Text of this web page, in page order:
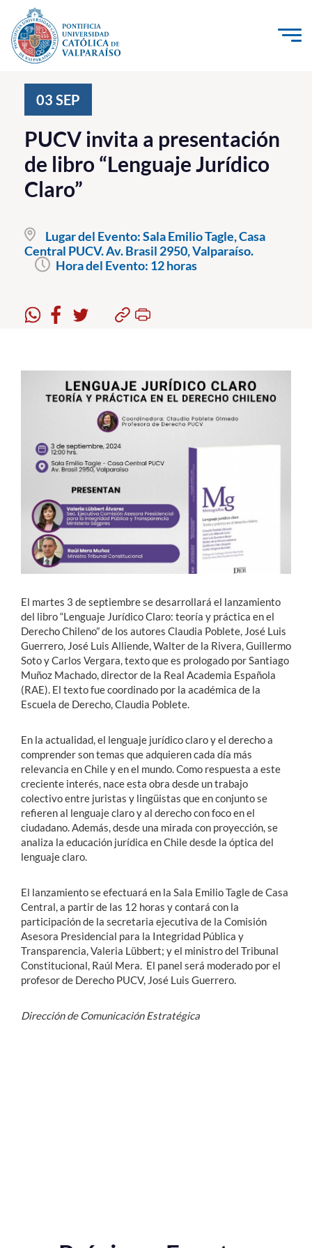
Click acá para ir directamente al contenido
Investigación, Creación e Innovación
PUCV Internacional
Vinculación con el Medio
Pregrado
Postgrado
Formación Continua
Funcionarios
03 SEP
PUCV invita a presentación
de libro “Lenguaje Jurídico
Claro”
Lugar del Evento:Sala Emilio Tagle, Casa
Central PUCV. Av. Brasil 2950, Valparaíso.
Hora del Evento: 12 horas
El martes 3 de septiembre se desarrollará el lanzamiento
del libro “Lenguaje Jurídico Claro: teoría y práctica en el
Derecho Chileno” de los autores Claudia Poblete, José Luis
Guerrero, José Luis Alliende, Walter de la Rivera, Guillermo
Soto y Carlos Vergara, texto que es prologado por Santiago
Muñoz Machado, director de la Real Academia Española
(RAE). El texto fue coordinado por la académica de la
Escuela de Derecho, Claudia Poblete.
En la actualidad, el lenguaje jurídico claro y el derecho a
comprender son temas que adquieren cada día más
relevancia en Chile y en el mundo. Como respuesta a este
creciente interés, nace esta obra desde un trabajo
colectivo entre juristas y lingüistas que en conjunto se
refieren al lenguaje claro y al derecho con foco en el
ciudadano. Además, desde una mirada con proyección, se
analiza la educación jurídica en Chile desde la óptica del
lenguaje claro.
El lanzamiento se efectuará en la Sala Emilio Tagle de Casa
Central, a partir de las 12 horas y contará con la
participación de la secretaria ejecutiva de la Comisión
Asesora Presidencial para la Integridad Pública y
Transparencia, Valeria Lübbert; y el ministro del Tribunal
Constitucional, Raúl Mera. El panel será moderado por el
profesor de Derecho PUCV, José Luis Guerrero.
Dirección de Comunicación Estratégica